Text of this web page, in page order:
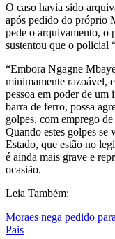
O caso havia sido
após pedido do próprio
pede o arquivamento, o
sustentou que o policial
“Embora Ngagne
minimamente razoável,
pessoa em poder de um
barra de ferro, possa
golpes, com emprego
Quando estes golpes se
Estado, que estão no
é ainda mais grave e
ocasião.
Leia Também:
Moraes nega pedido
Pais